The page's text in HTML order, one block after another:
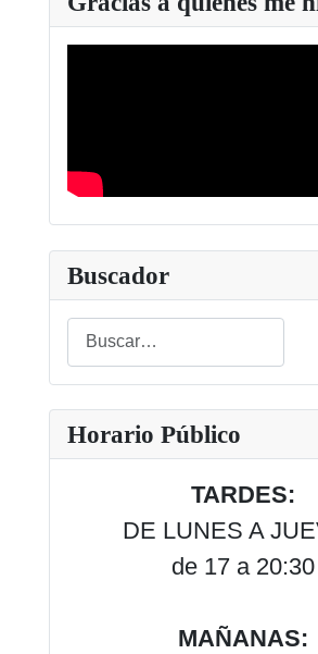
Buscador
Buscar
Type 2 or more
Horario Público
TARDES:
DE LUNES A
de 17 a 20:30
MAÑANAS: